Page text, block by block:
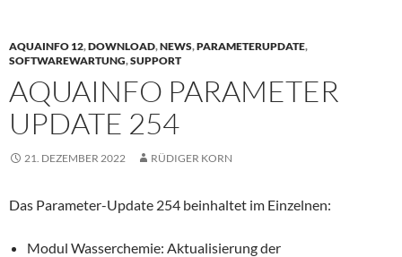
AQUAINFO 12,DOWNLOAD,NEWS,PARAMETERUPDATE,
SOFTWAREWARTUNG,SUPPORT
AQUAINFO PARAMETER
UPDATE 254
21. DEZEMBER 2022 RÜDIGER KORN
Das Parameter-Update 254 beinhaltet im Einzelnen:
Modul Wasserchemie: Aktualisierung der